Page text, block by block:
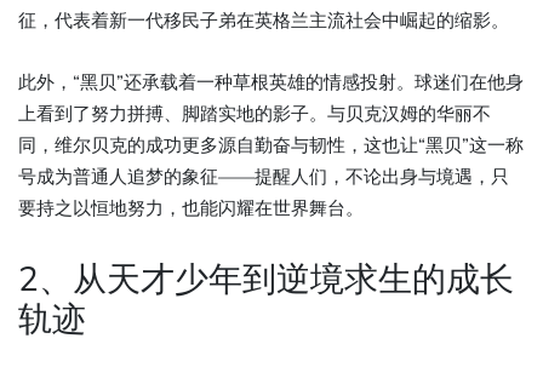
征，代表着新一代移民子弟在英格兰主流社会中崛起的缩影。
此外，“黑贝”还承载着一种草根英雄的情感投射。球迷们在他身
上看到了努力拼搏、脚踏实地的影子。与贝克汉姆的华丽不
同，维尔贝克的成功更多源自勤奋与韧性，这也让“黑贝”这一称
号成为普通人追梦的象征——提醒人们，不论出身与境遇，只
要持之以恒地努力，也能闪耀在世界舞台。
2、从天才少年到逆境求生的成长
轨迹